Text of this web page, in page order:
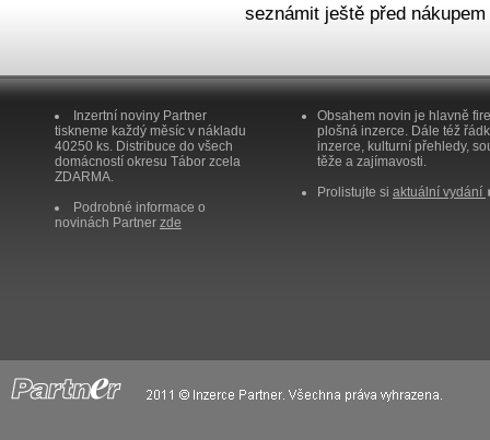
seznámit ještě před
Inzertní noviny Partner
tiskneme každý měsíc v nákladu
40250 ks. Distribuce do všech
domácností okresu Tábor zcela
ZDARMA.
Podrobné informace o
novinách Partner zde
Obsahem novin je hlavně
plošná inzerce. Dále též
inzerce, kulturní přehledy,
těže a zajímavosti.
Prolistujte si aktuální vydání